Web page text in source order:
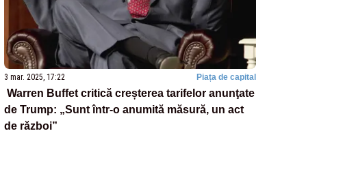
3 mar. 2025, 17:22 Piața de capital
Warren Buffet critică creșterea tarifelor anunţate
de Trump: „Sunt într-o anumită măsură, un act
de război”